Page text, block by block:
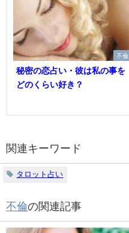
不倫
秘密の恋占い・彼は私の事を
どのくらい好き？
関連キーワード
タロット占い
不倫の関連記事